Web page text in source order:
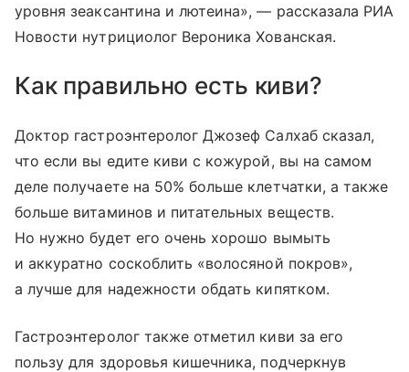
уровня зеаксантина и лютеина», — рассказала РИА
Новости нутрициолог Вероника Хованская.
Как правильно есть киви?
Доктор гастроэнтеролог Джозеф Салхаб сказал,
что если вы едите киви с кожурой, вы на самом
деле получаете на 50% больше клетчатки, а также
больше витаминов и питательных веществ.
Но нужно будет его очень хорошо вымыть
и аккуратно соскоблить «волосяной покров»,
а лучше для надежности обдать кипятком.
Гастроэнтеролог также отметил киви за его
пользу для здоровья кишечника, подчеркнув